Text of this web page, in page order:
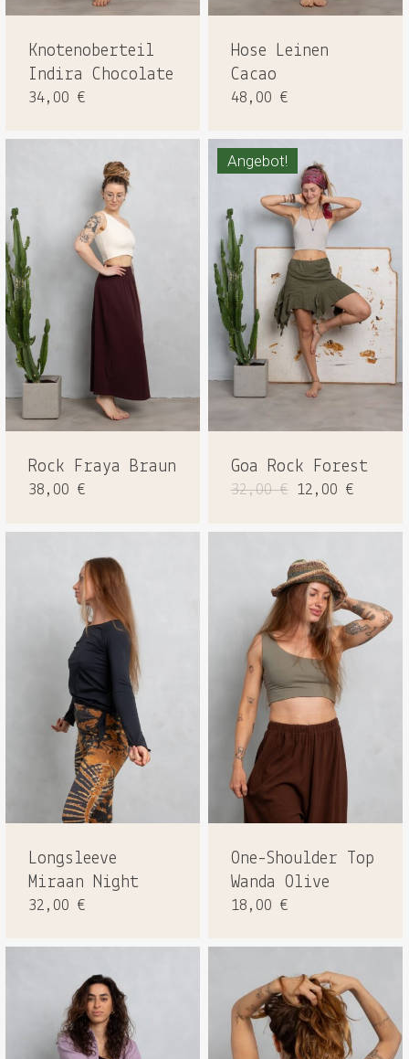
Knotenoberteil
Indira Chocolate
34,00 €
Hose Leinen
Cacao
48,00 €
Rock Fraya Braun
38,00 €
Angebot!
Goa Rock Forest
32,00€ Ursprünglicher
12,00 €
Longsleeve
Miraan Night
32,00 €
One-Shoulder Top
Wanda Olive
18,00 €